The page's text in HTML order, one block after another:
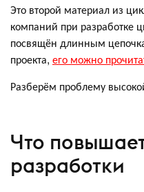
Это второй материал из
компаний при разработке
посвящён длинным
проекта, его можно
Разберём проблему
Что
разработки